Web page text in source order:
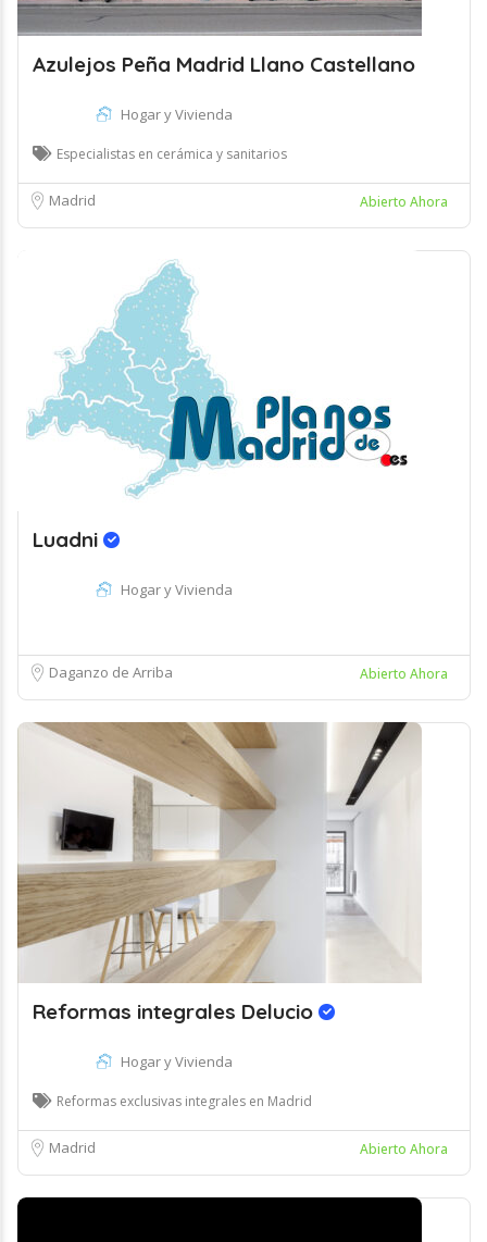
Azulejos Peña Madrid Llano Castellano
Hogar y Vivienda
Especialistas en cerámica y sanitarios
Madrid Abierto Ahora
Luadni
Hogar y Vivienda
Daganzo de Arriba Abierto Ahora
Reformas integrales Delucio
Hogar y Vivienda
Reformas exclusivas integrales en Madrid
Madrid Abierto Ahora